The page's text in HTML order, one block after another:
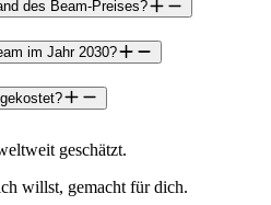
des Beam-Preises?
im Jahr 2030?
geschätzt.
willst, gemacht für dich.